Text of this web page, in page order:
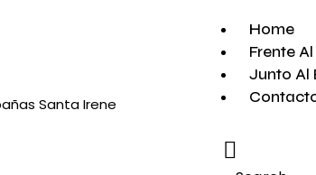
Home
Frente
Junto Al